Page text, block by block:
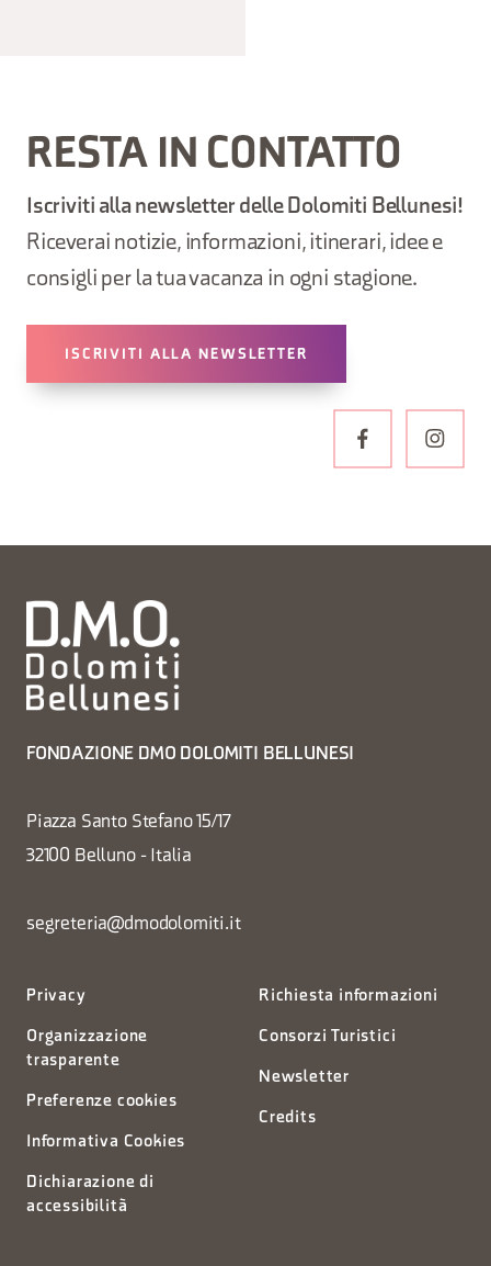
RESTA IN CONTATTO
Iscriviti alla newsletter delle Dolomiti Bellunesi!
Riceverai notizie, informazioni, itinerari, idee e
consigli per la tua vacanza in ogni stagione.
ISCRIVITI ALLA NEWSLETTER
FONDAZIONE DMO DOLOMITI BELLUNESI
Piazza Santo Stefano 15/17
32100 Belluno - Italia
segreteria@dmodolomiti.it
Privacy
Organizzazione
trasparente
Preferenze cookies
Informativa Cookies
Dichiarazione di
accessibilità
Richiesta informazioni
Consorzi Turistici
Newsletter
Credits